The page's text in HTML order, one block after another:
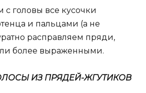
с головы все кусочки
и пальцами (а не
расправляем пряди,
более выраженными.
ИЗ ПРЯДЕЙ-ЖГУТИКОВ